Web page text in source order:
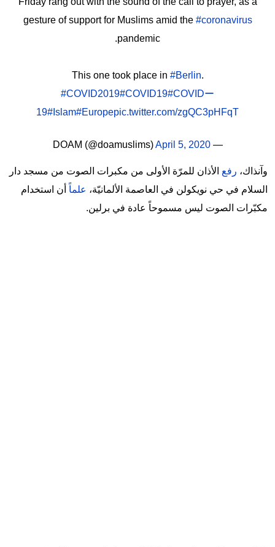
gesture of support for Muslims amid the #coronavirus
pandemic.
This one took place in #Berlin.
#COVID2019#COVID19#COVIDー
19#Islam#Europepic.twitter.com/zgQC3pHFqT
— DOAM (@doamuslims)
April 5, 2020
وآنذاك، رفع الأذان للمرّة الأولى من مكبرات الصوت من مسجد دار
السلام في حي نويكولن في العاصمة الألمانيّة، علماً أن استخدام
مكبّرات الصوت ليس مسموحاً عادة في برلين.